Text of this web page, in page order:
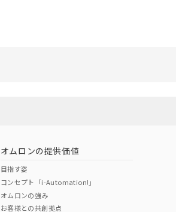
オムロンの提供価値
目指す姿
コンセプト「i-Automation!」
オムロンの強み
お客様との共創拠点